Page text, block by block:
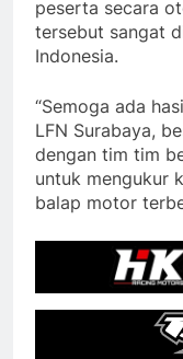
peserta secara
tersebut sangat
Indonesia.
“Semoga ada
LFN Surabaya,
dengan tim tim
untuk mengukur
balap motor